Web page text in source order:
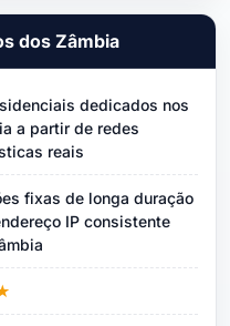
dos Zâmbia
dedicados nos
a partir de redes
reais
fixas de longa duração
IP consistente